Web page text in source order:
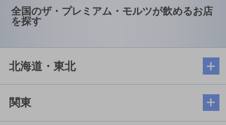
全国のザ・プレミアム・モルツが飲めるお店
を探す
北海道・東北
関東